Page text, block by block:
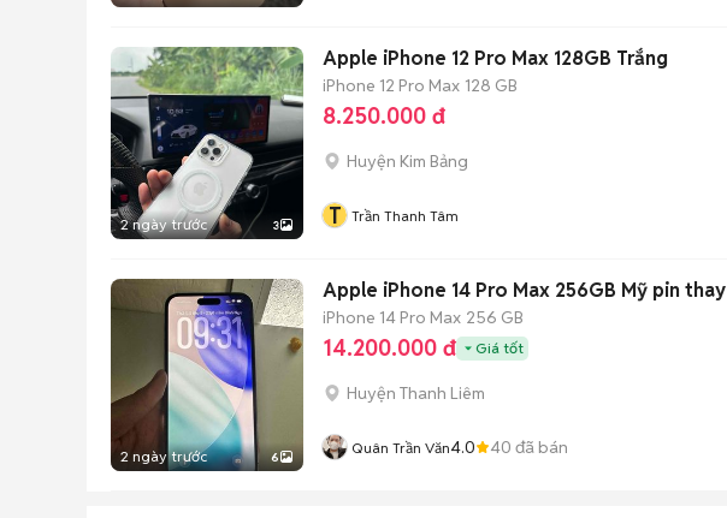
2 ngày trước 3
Apple iPhone 12 Pro Max 128GB Trắng
iPhone 12 Pro Max 128 GB
8.250.000 đ
Huyện Kim Bảng
T Trần Thanh Tâm
2 ngày trước 6
Apple iPhone 14 Pro Max 256GB Mỹ pin thay
iPhone 14 Pro Max 256 GB
14.200.000 đ Giá tốt
Huyện Thanh Liêm
Quân Trần Văn4.0 40 đã bán